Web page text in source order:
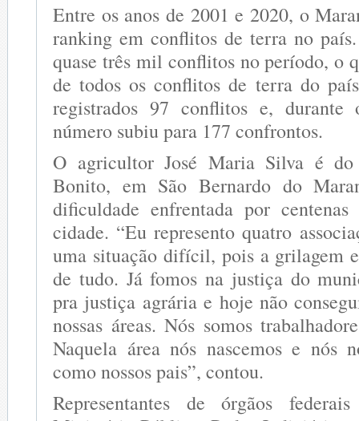
Entre os anos de 2001 e 2020, o
ranking em conflitos de terra no
quase três mil conflitos no período, o
de todos os conflitos de terra do
registrados 97 conflitos e, durante
número subiu para 177 confrontos.
O agricultor José Maria Silva é
Bonito, em São Bernardo do
dificuldade enfrentada por
cidade. “Eu represento quatro
uma situação difícil, pois a grilagem
de tudo. Já fomos na justiça do
pra justiça agrária e hoje não
nossas áreas. Nós somos
Naquela área nós nascemos e nós
como nossos pais”, contou.
Representantes de órgãos